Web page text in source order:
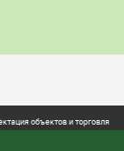
объектов и торговля